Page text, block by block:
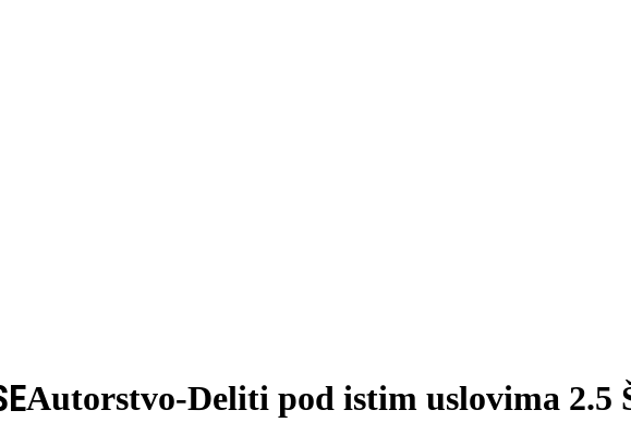
Autorstvo-Deliti pod istim uslovima 2.5